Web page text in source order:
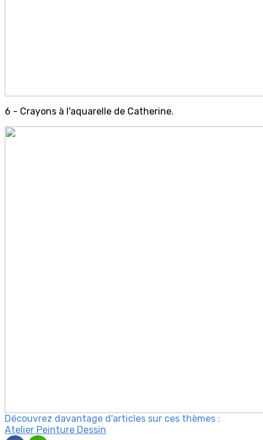
6 - Crayons à l'aquarelle de Catherine.
Découvrez davantage d'articles sur ces thèmes :
Atelier Peinture Dessin